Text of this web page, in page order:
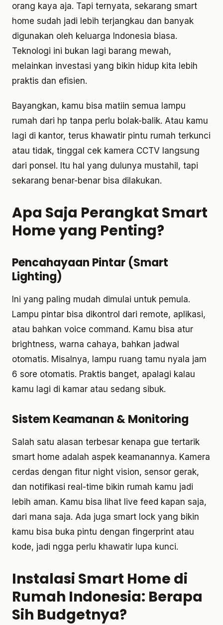
orang kaya aja. Tapi ternyata, sekarang smart
home sudah jadi lebih terjangkau dan banyak
digunakan oleh keluarga Indonesia biasa.
Teknologi ini bukan lagi barang mewah,
melainkan investasi yang bikin hidup kita lebih
praktis dan efisien.
Bayangkan, kamu bisa matiin semua lampu
rumah dari hp tanpa perlu bolak-balik. Atau kamu
lagi di kantor, terus khawatir pintu rumah terkunci
atau tidak, tinggal cek kamera CCTV langsung
dari ponsel. Itu hal yang dulunya mustahil, tapi
sekarang benar-benar bisa dilakukan.
Apa Saja Perangkat Smart
Home yang Penting?
Pencahayaan Pintar (Smart
Lighting)
Ini yang paling mudah dimulai untuk pemula.
Lampu pintar bisa dikontrol dari remote, aplikasi,
atau bahkan voice command. Kamu bisa atur
brightness, warna cahaya, bahkan jadwal
otomatis. Misalnya, lampu ruang tamu nyala jam
6 sore otomatis. Praktis banget, apalagi kalau
kamu lagi di kamar atau sedang sibuk.
Sistem Keamanan & Monitoring
Salah satu alasan terbesar kenapa gue tertarik
smart home adalah aspek keamanannya. Kamera
cerdas dengan fitur night vision, sensor gerak,
dan notifikasi real-time bikin rumah kamu jadi
lebih aman. Kamu bisa lihat live feed kapan saja,
dari mana saja. Ada juga smart lock yang bikin
kamu bisa buka pintu dengan fingerprint atau
kode, jadi ngga perlu khawatir lupa kunci.
Instalasi Smart Home di
Rumah Indonesia: Berapa
Sih Budgetnya?